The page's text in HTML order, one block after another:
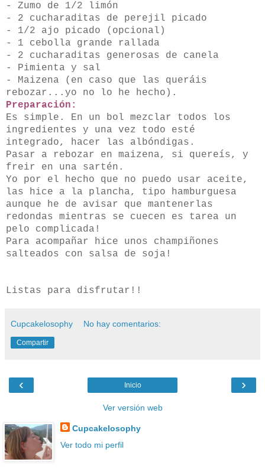
- Zumo de 1/2 limón
- 2 cucharaditas de perejil picado
- 1/2 ajo picado (opcional)
- 1 cebolla grande rallada
- 2 cucharaditas generosas de canela
- Pimienta y sal
- Maizena (en caso que las queráis
rebozar...yo no lo he hecho).
Preparación:
Es simple. En un bol mezclar todos los
ingredientes y una vez todo esté
integrado, hacer las albóndigas.
Pasar a rebozar en maizena, si quereís, y
freir en una sartén.
Yo por el hecho que no puedo usar aceite,
las hice a la plancha, tipo hamburguesa
aunque he de avisar que mantenerlas
redondas mientras se cuecen es tarea un
pelo complicada!
Para acompañar hice unos champiñones
salteados con salsa de soja!
Listas para disfrutar!!
Cupcakelosophy No hay comentarios:
Compartir
‹ ›
Inicio
Ver versión web
Cupcakelosophy
Ver todo mi perfil